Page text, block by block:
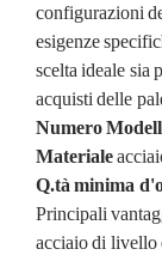
configurazioni
esigenze
scelta ideale sia
acquisti delle
Numero
Materiale
Q.tà minima
Principali
acciaio di livello